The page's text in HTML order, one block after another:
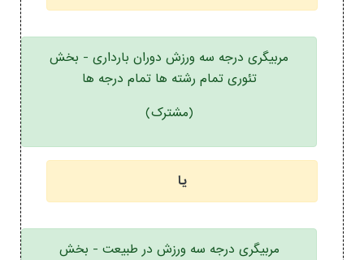
مربیگری درجه سه ورزش دوران بارداری - بخش
تئوری تمام رشته ها تمام درجه ها
(مشترک)
یا
مربیگری درجه سه ورزش در طبیعت - بخش